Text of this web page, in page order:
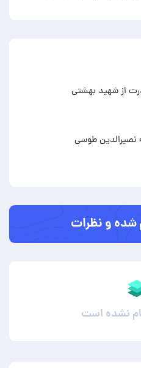
از شهید بهشتی
نصیرالدین طوسی
شده و نظرات
نشده است